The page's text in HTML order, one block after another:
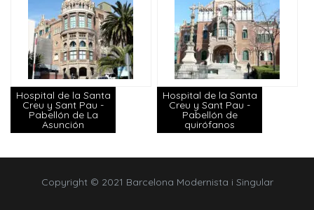
Hospital de la Santa
Creu y Sant Pau -
Pabellón de La
Asunción
Hospital de la Santa
Creu y Sant Pau -
Pabellón de
quirófanos
Copyright © 2021 Barcelona Modernista i Singular